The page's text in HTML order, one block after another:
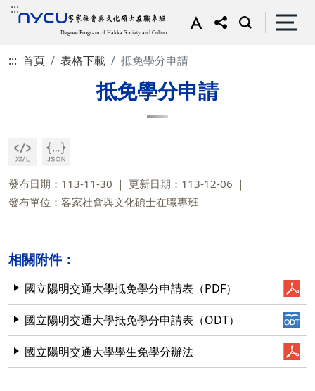
:::
::: 首頁 表格下載 抵免學分申請
抵免學分申請
發布日期：113-11-30
更新日期：113-12-06
發布單位：客家社會與文化碩士在職專班
相關附件：
國立陽明交通大學抵免學分申請表（PDF）
國立陽明交通大學抵免學分申請表（ODT）
國立陽明交通大學學生免學分辦法